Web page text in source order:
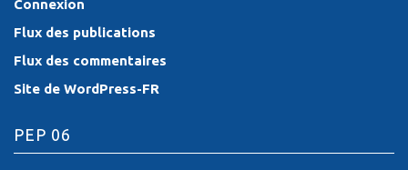
Connexion
Flux des publications
Flux des commentaires
Site de WordPress-FR
PEP 06